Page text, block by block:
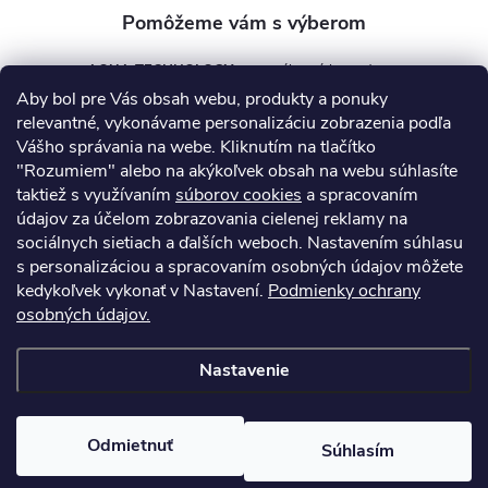
Aby bol pre Vás obsah webu, produkty a ponuky
relevantné, vykonávame personalizáciu zobrazenia podľa
Vášho správania na webe. Kliknutím na tlačítko
"Rozumiem" alebo na akýkoľvek obsah na webu súhlasíte
taktiež s využívaním súborov cookies a spracovaním
údajov za účelom zobrazovania cielenej reklamy na
sociálnych sietiach a ďalších weboch. Nastavením súhlasu
s personalizáciou a spracovaním osobných údajov môžete
kedykoľvek vykonať v Nastavení. Podmienky ochrany
osobných údajov.
Nastavenie
Odmietnuť Súhlasím
AQUA TECHNOLOGY s.r.o.
info @aquatechnology.sk
+421 911 991 394
Informácie pre vás
Kontakty Obchodné podmienky
nastavenie cookies